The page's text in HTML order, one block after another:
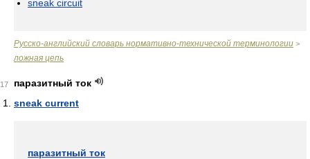
sneak circuit
Русско-английский словарь нормативно-технической терминологии >
ложная цепь
17
паразитный ток
sneak current
паразитный ток